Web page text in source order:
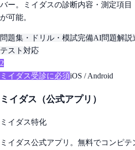
バー。ミイダスの診断内容・測定項
が可能。
問題集・ドリル・模試完備AI問題解説
テスト対応
2
ミイダス受診に必須iOS / Android
ミイダス（公式アプリ）
ミイダス特化
ミイダス公式アプリ。無料でコンピテ